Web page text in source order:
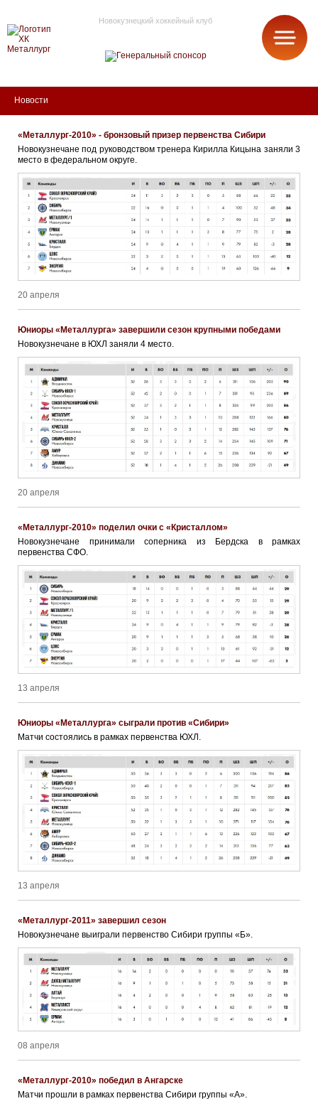
Новокузнецкий хоккейный клуб
Новости
«Металлург-2010» - бронзовый призер первенства Сибири
Новокузнечане под руководством тренера Кирилла Кицына заняли 3
место в федеральном округе.
20 апреля
Юниоры «Металлурга» завершили сезон крупными победами
Новокузнечане в ЮХЛ заняли 4 место.
20 апреля
«Металлург-2010» поделил очки с «Кристаллом»
Новокузнечане принимали соперника из Бердска в рамках
первенства СФО.
13 апреля
Юниоры «Металлурга» сыграли против «Сибири»
Матчи состоялись в рамках первенства ЮХЛ.
13 апреля
«Металлург-2011» завершил сезон
Новокузнечане выиграли первенство Сибири группы «Б».
08 апреля
«Металлург-2010» победил в Ангарске
Матчи прошли в рамках первенства Сибири группы «А».